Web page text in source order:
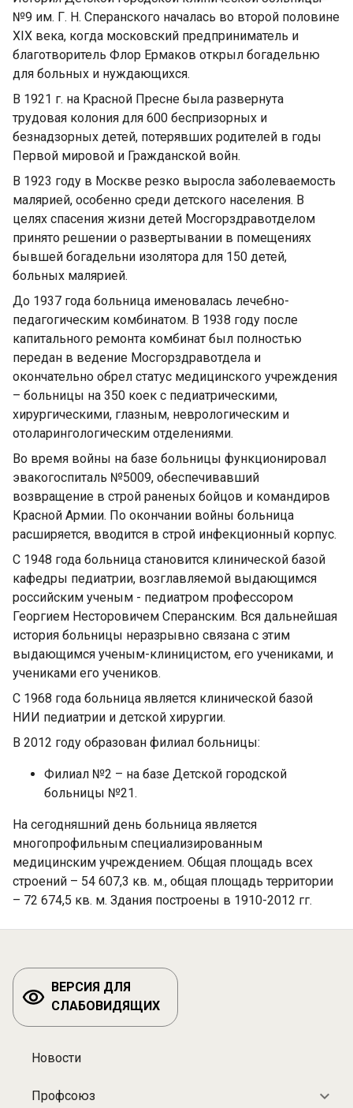
№9 им. Г. Н. Сперанского началась во второй половине
XIX века, когда московский предприниматель и
благотворитель Флор Ермаков открыл богадельню
для больных и нуждающихся.
В 1921 г. на Красной Пресне была развернута
трудовая колония для 600 беспризорных и
безнадзорных детей, потерявших родителей в годы
Первой мировой и Гражданской войн.
В 1923 году в Москве резко выросла заболеваемость
малярией, особенно среди детского населения. В
целях спасения жизни детей Мосгорздравотделом
принято решении о развертывании в помещениях
бывшей богадельни изолятора для 150 детей,
больных малярией.
До 1937 года больница именовалась лечебно-
педагогическим комбинатом. В 1938 году после
капитального ремонта комбинат был полностью
передан в ведение Мосгорздравотдела и
окончательно обрел статус медицинского учреждения
– больницы на 350 коек с педиатрическими,
хирургическими, глазным, неврологическим и
отоларингологическим отделениями.
Во время войны на базе больницы функционировал
эвакогоспиталь №5009, обеспечивавший
возвращение в строй раненых бойцов и командиров
Красной Армии. По окончании войны больница
расширяется, вводится в строй инфекционный корпус.
С 1948 года больница становится клинической базой
кафедры педиатрии, возглавляемой выдающимся
российским ученым - педиатром профессором
Георгием Несторовичем Сперанским. Вся дальнейшая
история больницы неразрывно связана с этим
выдающимся ученым-клиницистом, его учениками, и
учениками его учеников.
С 1968 года больница является клинической базой
НИИ педиатрии и детской хирургии.
В 2012 году образован филиал больницы:
Филиал №2 – на базе Детской городской
больницы №21.
На сегодняшний день больница является
многопрофильным специализированным
медицинским учреждением. Общая площадь всех
строений – 54 607,3 кв. м., общая площадь территории
– 72 674,5 кв. м. Здания построены в 1910-2012 гг.
ВЕРСИЯ ДЛЯ
СЛАБОВИДЯЩИХ
Новости
Профсоюз